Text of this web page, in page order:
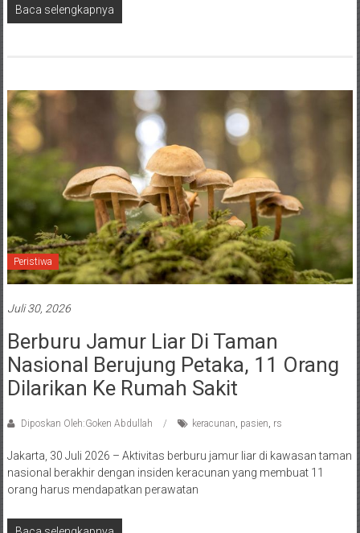
Baca selengkapnya
Peristiwa
Juli 30, 2026
Berburu Jamur Liar Di Taman
Nasional Berujung Petaka, 11 Orang
Dilarikan Ke Rumah Sakit
Diposkan Oleh:Goken Abdullah keracunan, pasien, rs
Jakarta, 30 Juli 2026 – Aktivitas berburu jamur liar di kawasan taman
nasional berakhir dengan insiden keracunan yang membuat 11
orang harus mendapatkan perawatan